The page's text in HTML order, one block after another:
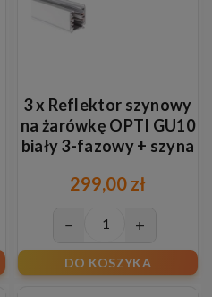
3 x Reflektor szynowy
na żarówkę OPTI GU10
biały 3-fazowy + szyna
299,00 zł
− +
DO KOSZYKA